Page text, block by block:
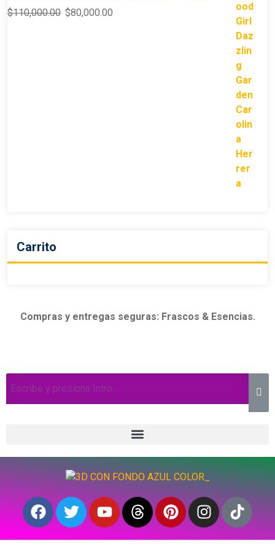
$110,000.00 $80,000.00
Carrito
Compras y entregas seguras: Frascos & Esencias.